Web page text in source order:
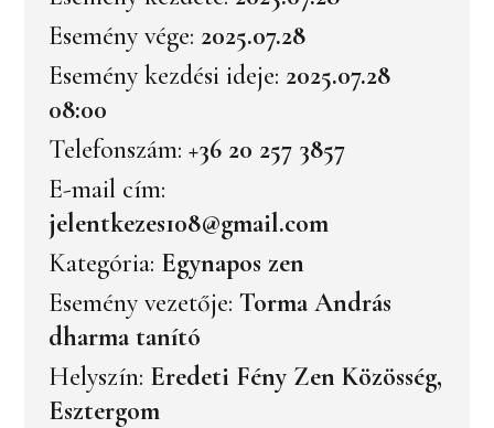
Esemény vége: 2025.07.28
Esemény kezdési ideje: 2025.07.28
08:00
Telefonszám:+36 20 257 3857
E-mail cím:
jelentkezes108@gmail.com
Kategória: Egynapos zen
Esemény vezetője:Torma András
dharma tanító
Helyszín: Eredeti Fény Zen Közösség,
Esztergom